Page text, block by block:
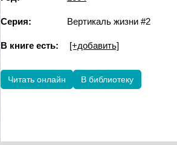
Серия: Вертикаль жизни #2
В книге есть: [+добавить]
Читать онлайн В библиотеку